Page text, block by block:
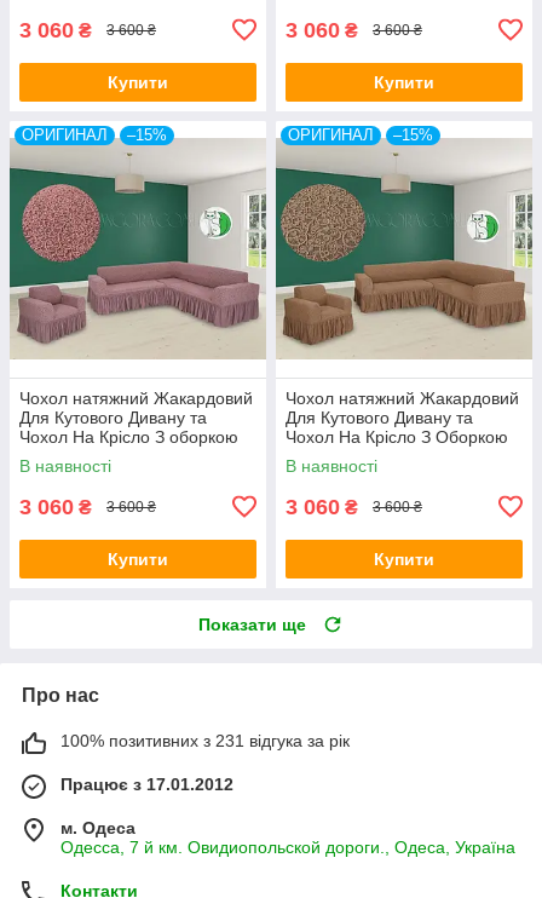
3 060 ₴ 3 600 ₴
Купити
3 060 ₴ 3 600 ₴
Купити
ОРИГИНАЛ –15%
Чохол натяжний Жакардовий
Для Кутового Дивану та
Чохол На Крісло З оборкою
пудра Venera
В наявності
3 060 ₴ 3 600 ₴
Купити
ОРИГИНАЛ –15%
Чохол натяжний Жакардовий
Для Кутового Дивану та
Чохол На Крісло З Оборкою
бежевий Venera
В наявності
3 060 ₴ 3 600 ₴
Купити
Показати ще
Про нас
100% позитивних з 231 відгука за рік
Працює з 17.01.2012
м. Одеса
Одесса, 7 й км. Овидиопольской дороги., Одеса, Україна
Контакти